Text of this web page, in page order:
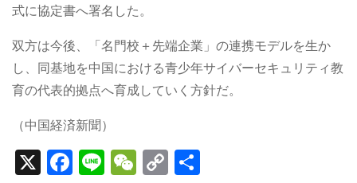
式に協定書へ署名した。
双方は今後、「名門校＋先端企業」の連携モデルを生か
し、同基地を中国における青少年サイバーセキュリティ教
育の代表的拠点へ育成していく方針だ。
（中国経済新聞）
X F Li W C